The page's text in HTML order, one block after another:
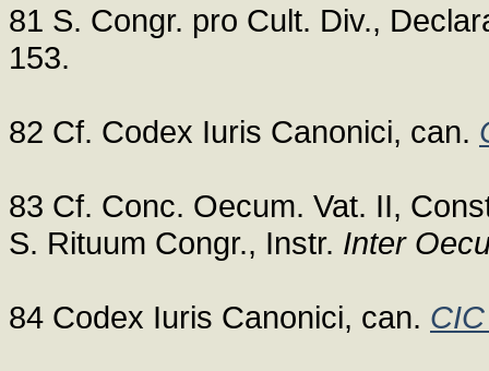
81 S. Congr. pro Cult. Div.,
153.
82 Cf. Codex Iuris Canonici, can.
83 Cf. Conc. Oecum. Vat. II,
S. Rituum Congr., Instr. Inter
84 Codex Iuris Canonici, can.